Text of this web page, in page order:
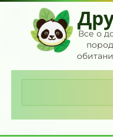
Перейти
контенту
Все о